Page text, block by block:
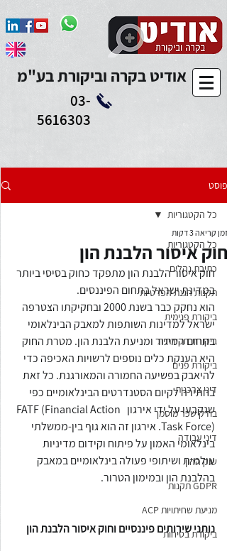
Add to Calendar
אודיט בקרה וביקורת בע"מ
03-
5616303
פוסט
כל הקטגוריות
כתיבת נהלים
תקנות הגנת הפרטיות
ביקורת פנימית
ביקורת חקירתית
ביקורת פנים
דיני צרכנות
בודק שכר מוסמך
דיני עבודה
שוק ההון
GDPR תקנות
מניעת שחיתויות ACP
ביקורת בטיחות
כל הקטגוריות
חוק איסור הלבנת הון
זמן קריאה 3 דקות
חוק איסור הלבנת הון מתפקד כחוק בסיסי ביותר
במדינת ישראל בתחום הפיננסים.
הוא נחקק כבר בשנת 2000 ובחקיקתו הצטרפה
ישראל למדינות השותפות למאבק הבינלאומי
בתחום המיגור ומניעת הלבנת הון. מטרת החוק
היא הענקת כלים נוספים לרשויות האכיפה כדי
להיאבק בפשיעה החמורה והמאורגנת. כל זאת
בחתירה לקיום הסטנדרטים הבינלאומיים כפי
שנקבעו על ידי אירגון FATF (Financial Action
Task Force). אירגון זה הוא גוף בין-ממשלתי
בינלאומי האמון על פיתוח וקידום מדיניות
עולמית ושיתופי פעולה בינלאומיים במאבק
בהלבנת הון ובמימון הטרור.
נותני שירותים פיננסיים וחוק איסור הלבנת הון